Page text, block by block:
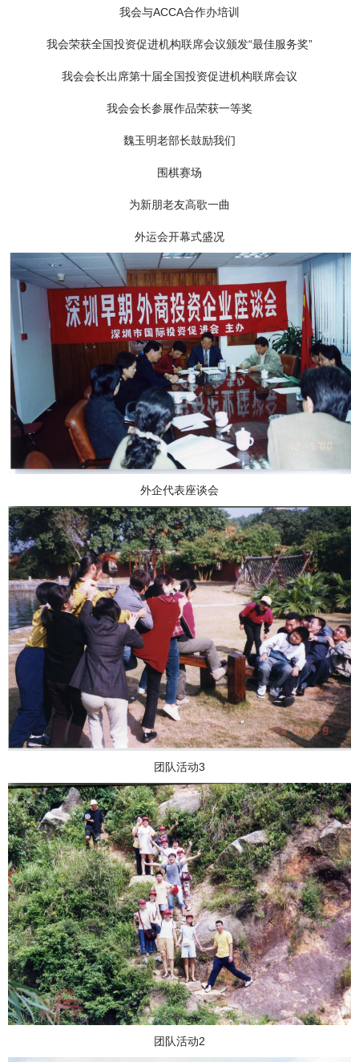
我会与ACCA合作办培训
我会荣获全国投资促进机构联席会议颁发“最佳服务奖”
我会会长出席第十届全国投资促进机构联席会议
我会会长参展作品荣获一等奖
魏玉明老部长鼓励我们
围棋赛场
为新朋老友高歌一曲
外运会开幕式盛况
外企代表座谈会
团队活动3
团队活动2